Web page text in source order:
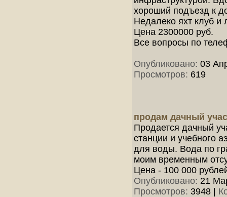
хороший подъезд к
Недалеко яхт клуб и
Цена 2300000 руб.
Все вопросы по
Опубликовано: 03
Просмотров: 619
продам дачный
Продается дачный
станции и учебного
для воды. Вода по
моим временным
Цена - 100 000
Опубликовано: 21
Просмотров: 3948